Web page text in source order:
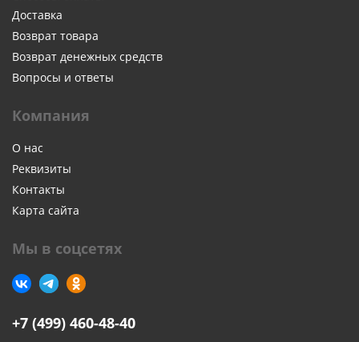
Доставка
Возврат товара
Возврат денежных средств
Вопросы и ответы
Компания
О нас
Реквизиты
Контакты
Карта сайта
Мы в соцсетях
+7 (499) 460-48-40